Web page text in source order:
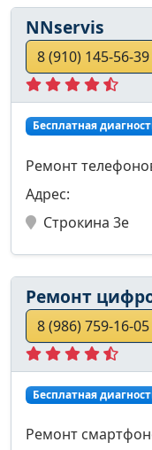
NNservis
8 (910) 145-56-39
Бесплатная
Ремонт
Адрес:
Строкина 3е
Ремонт
8 (986) 759-16-05
Бесплатная
Ремонт